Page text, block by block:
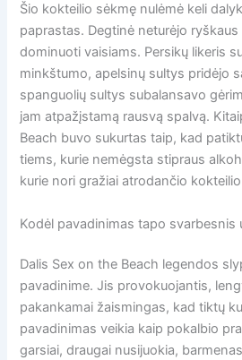
Šio kokteilio sėkmę nulėmė keli
paprastas. Degtinė neturėjo
dominuoti vaisiams. Persikų likeris
minkštumo, apelsinų sultys pridėjo
spanguolių sultys subalansavo
jam atpažįstamą rausvą spalvą.
Beach buvo sukurtas taip, kad
tiems, kurie nemėgsta stipraus
kurie nori gražiai atrodančio
Kodėl pavadinimas tapo svarbesnis
Dalis Sex on the Beach legendos
pavadinime. Jis provokuojantis,
pakankamai žaismingas, kad tiktų
pavadinimas veikia kaip pokalbio
garsiai, draugai nusijuokia,